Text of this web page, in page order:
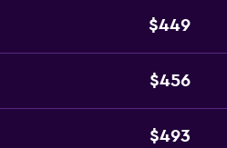
$449
$456
$493